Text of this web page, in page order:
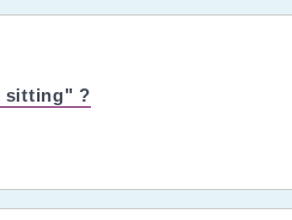
sitting" ?